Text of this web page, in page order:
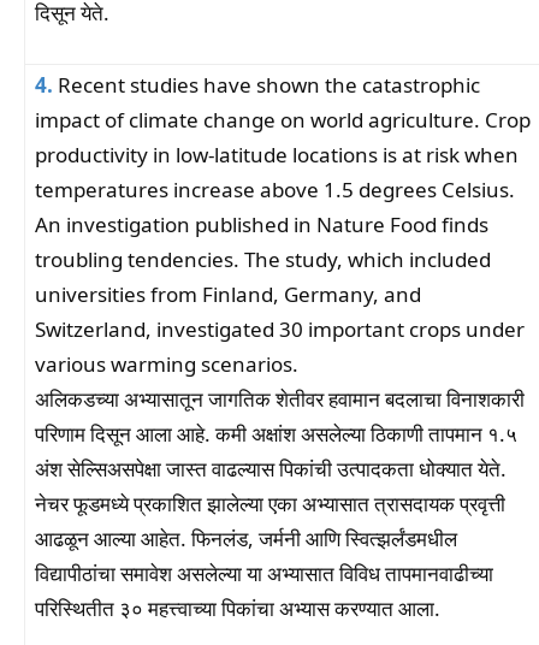
दिसून येते.
4. Recent studies have shown the catastrophic
impact of climate change on world agriculture. Crop
productivity in low-latitude locations is at risk when
temperatures increase above 1.5 degrees Celsius.
An investigation published in Nature Food finds
troubling tendencies. The study, which included
universities from Finland, Germany, and
Switzerland, investigated 30 important crops under
various warming scenarios.
अलिकडच्या अभ्यासातून जागतिक शेतीवर हवामान बदलाचा विनाशकारी
परिणाम दिसून आला आहे. कमी अक्षांश असलेल्या ठिकाणी तापमान १.५
अंश सेल्सिअसपेक्षा जास्त वाढल्यास पिकांची उत्पादकता धोक्यात येते.
नेचर फूडमध्ये प्रकाशित झालेल्या एका अभ्यासात त्रासदायक प्रवृत्ती
आढळून आल्या आहेत. फिनलंड, जर्मनी आणि स्वित्झर्लंडमधील
विद्यापीठांचा समावेश असलेल्या या अभ्यासात विविध तापमानवाढीच्या
परिस्थितीत ३० महत्त्वाच्या पिकांचा अभ्यास करण्यात आला.